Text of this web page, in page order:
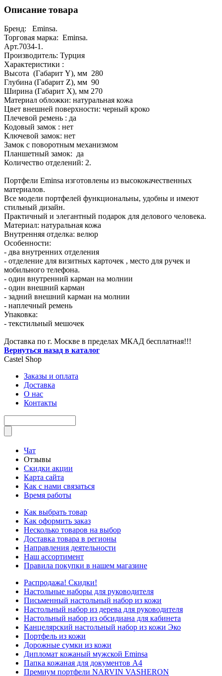
Описание товара
Бренд: Eminsa.
Торговая марка: Eminsa.
Арт.7034-1.
Производитель: Турция
Характеристики :
Высота (Габарит Y), мм 280
Глубина (Габарит Z), мм 90
Ширина (Габарит X), мм 270
Материал обложки: натуральная кожа
Цвет внешней поверхности: черный кроко
Плечевой ремень : да
Кодовый замок : нет
Ключевой замок: нет
Замок с поворотным механизмом
Планшетный замок: да
Количество отделений: 2.
Портфели Eminsa изготовлены из высококачественных
материалов.
Все модели портфелей функциональны, удобны и имеют
стильный дизайн.
Практичный и элегантный подарок для делового человека.
Материал: натуральная кожа
Внутренняя отделка: велюр
Особенности:
- два внутренних отделения
- отделение для визитных карточек , место для ручек и
мобильного телефона.
- один внутренний карман на молнии
- один внешний карман
- задний внешний карман на молнии
- наплечный ремень
Упаковка:
- текстильный мешочек
Доставка по г. Москве в пределах МКАД бесплатная!!!
Вернуться назад в каталог
Castel Shop
Заказы и оплата
Доставка
О нас
Контакты
Чат
Отзывы
Скидки акции
Карта сайта
Как с нами связаться
Время работы
Как выбрать товар
Как оформить заказ
Несколько товаров на выбор
Доставка товара в регионы
Направления деятельности
Наш ассортимент
Правила покупки в нашем магазине
Распродажа! Скидки!
Настольные наборы для руководителя
Письменный настольный набор из кожи
Настольный набор из дерева для руководителя
Настольный набор из обсидиана для кабинета
Канцелярский настольный набор из кожи Эко
Портфель из кожи
Дорожные сумки из кожи
Дипломат кожаный мужской Eminsa
Папка кожаная для документов А4
Премиум портфели NARVIN VASHERON